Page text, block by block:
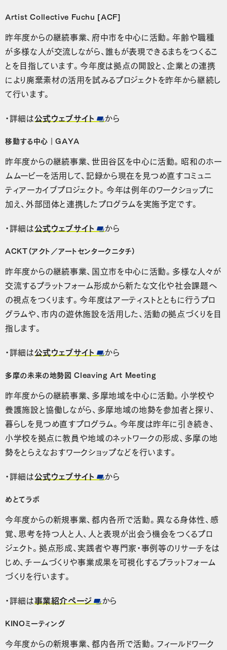
Artist Collective Fuchu [ACF]
昨年度からの継続事業、府中市を中心に活動。年齢や職種
が多様な人が交流しながら、誰もが表現できるまちをつくるこ
とを目指しています。今年度は拠点の開設と、企業との連携
により廃棄素材の活用を試みるプロジェクトを昨年から継続し
て行います。
・詳細は公式ウェブサイト から
移動する中心｜GAYA
昨年度からの継続事業、世田谷区を中心に活動。昭和のホー
ムムービーを活用して、記録から現在を見つめ直すコミュニ
ティアーカイブプロジェクト。今年は例年のワークショップに
加え、外部団体と連携したプログラムを実施予定です。
・詳細は公式ウェブサイト から
ACKT（アクト／アートセンタークニタチ）
昨年度からの継続事業、国立市を中心に活動。多様な人々が
交流するプラットフォーム形成から新たな文化や社会課題へ
の視点をつくります。今年度はアーティストとともに行うプロ
グラムや、市内の遊休施設を活用した、活動の拠点づくりを目
指します。
・詳細は公式ウェブサイト から
多摩の未来の地勢図 Cleaving Art Meeting
昨年度からの継続事業、多摩地域を中心に活動。小学校や
養護施設と協働しながら、多摩地域の地勢を参加者と探り、
暮らしを見つめ直すプログラム。今年度は昨年に引き続き、
小学校を拠点に教員や地域のネットワークの形成、多摩の地
勢をとらえなおすワークショップなどを行います。
・詳細は公式ウェブサイト から
めとてラボ
今年度からの新規事業、都内各所で活動。異なる身体性、感
覚、思考を持つ人と人、人と表現が出会う機会をつくるプロ
ジェクト。拠点形成、実践者や専門家・事例等のリサーチをは
じめ、チームづくりや事業成果を可視化するプラットフォーム
づくりを行います。
・詳細は事業紹介ページ から
KINOミーティング
今年度からの新規事業、都内各所で活動。フィールドワーク